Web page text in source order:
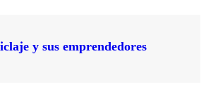
y sus emprendedores